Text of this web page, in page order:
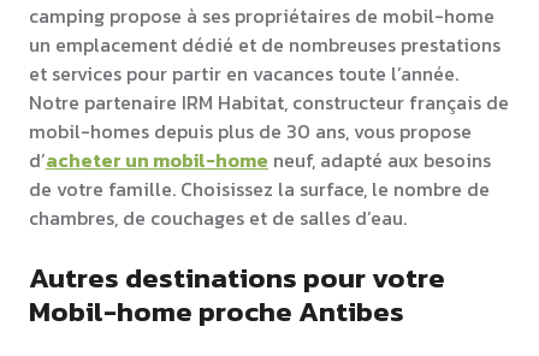
camping propose à ses propriétaires de mobil-home
un emplacement dédié et de nombreuses prestations
et services pour partir en vacances toute l’année.
Notre partenaire IRM Habitat, constructeur français de
mobil-homes depuis plus de 30 ans, vous propose
d’acheter un mobil-home neuf, adapté aux besoins
de votre famille. Choisissez la surface, le nombre de
chambres, de couchages et de salles d’eau.
Autres destinations pour votre
Mobil-home proche Antibes